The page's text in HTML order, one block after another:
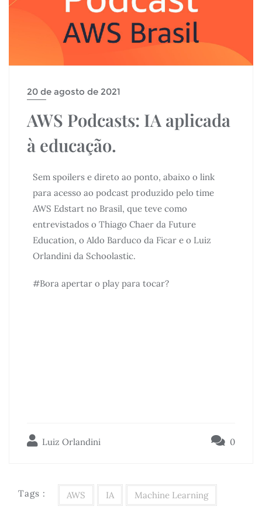
20 de agosto de 2021
AWS Podcasts: IA aplicada
à educação.
Sem spoilers e direto ao ponto, abaixo o link
para acesso ao podcast produzido pelo time
AWS Edstart no Brasil, que teve como
entrevistados o Thiago Chaer da Future
Education, o Aldo Barduco da Ficar e o Luiz
Orlandini da Schoolastic.
#Bora apertar o play para tocar?
Luiz Orlandini 0
Tags : AWS IA Machine Learning